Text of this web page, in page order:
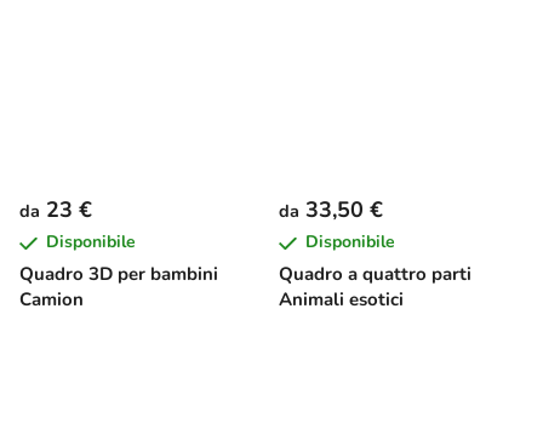
Quadro 3D per bambini
Camion
da 23 €
Disponibile
Quadro a quattro parti
Animali esotici
da 33,50 €
Disponibile